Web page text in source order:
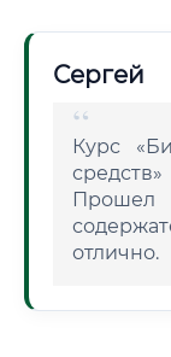
Сергей
Курс
отлично.